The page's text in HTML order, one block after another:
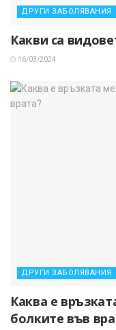
ДРУГИ ЗАБОЛЯВАНИЯ
Какви са
16/03/2024
ДРУГИ ЗАБОЛЯВАНИЯ
Каква е
болките във